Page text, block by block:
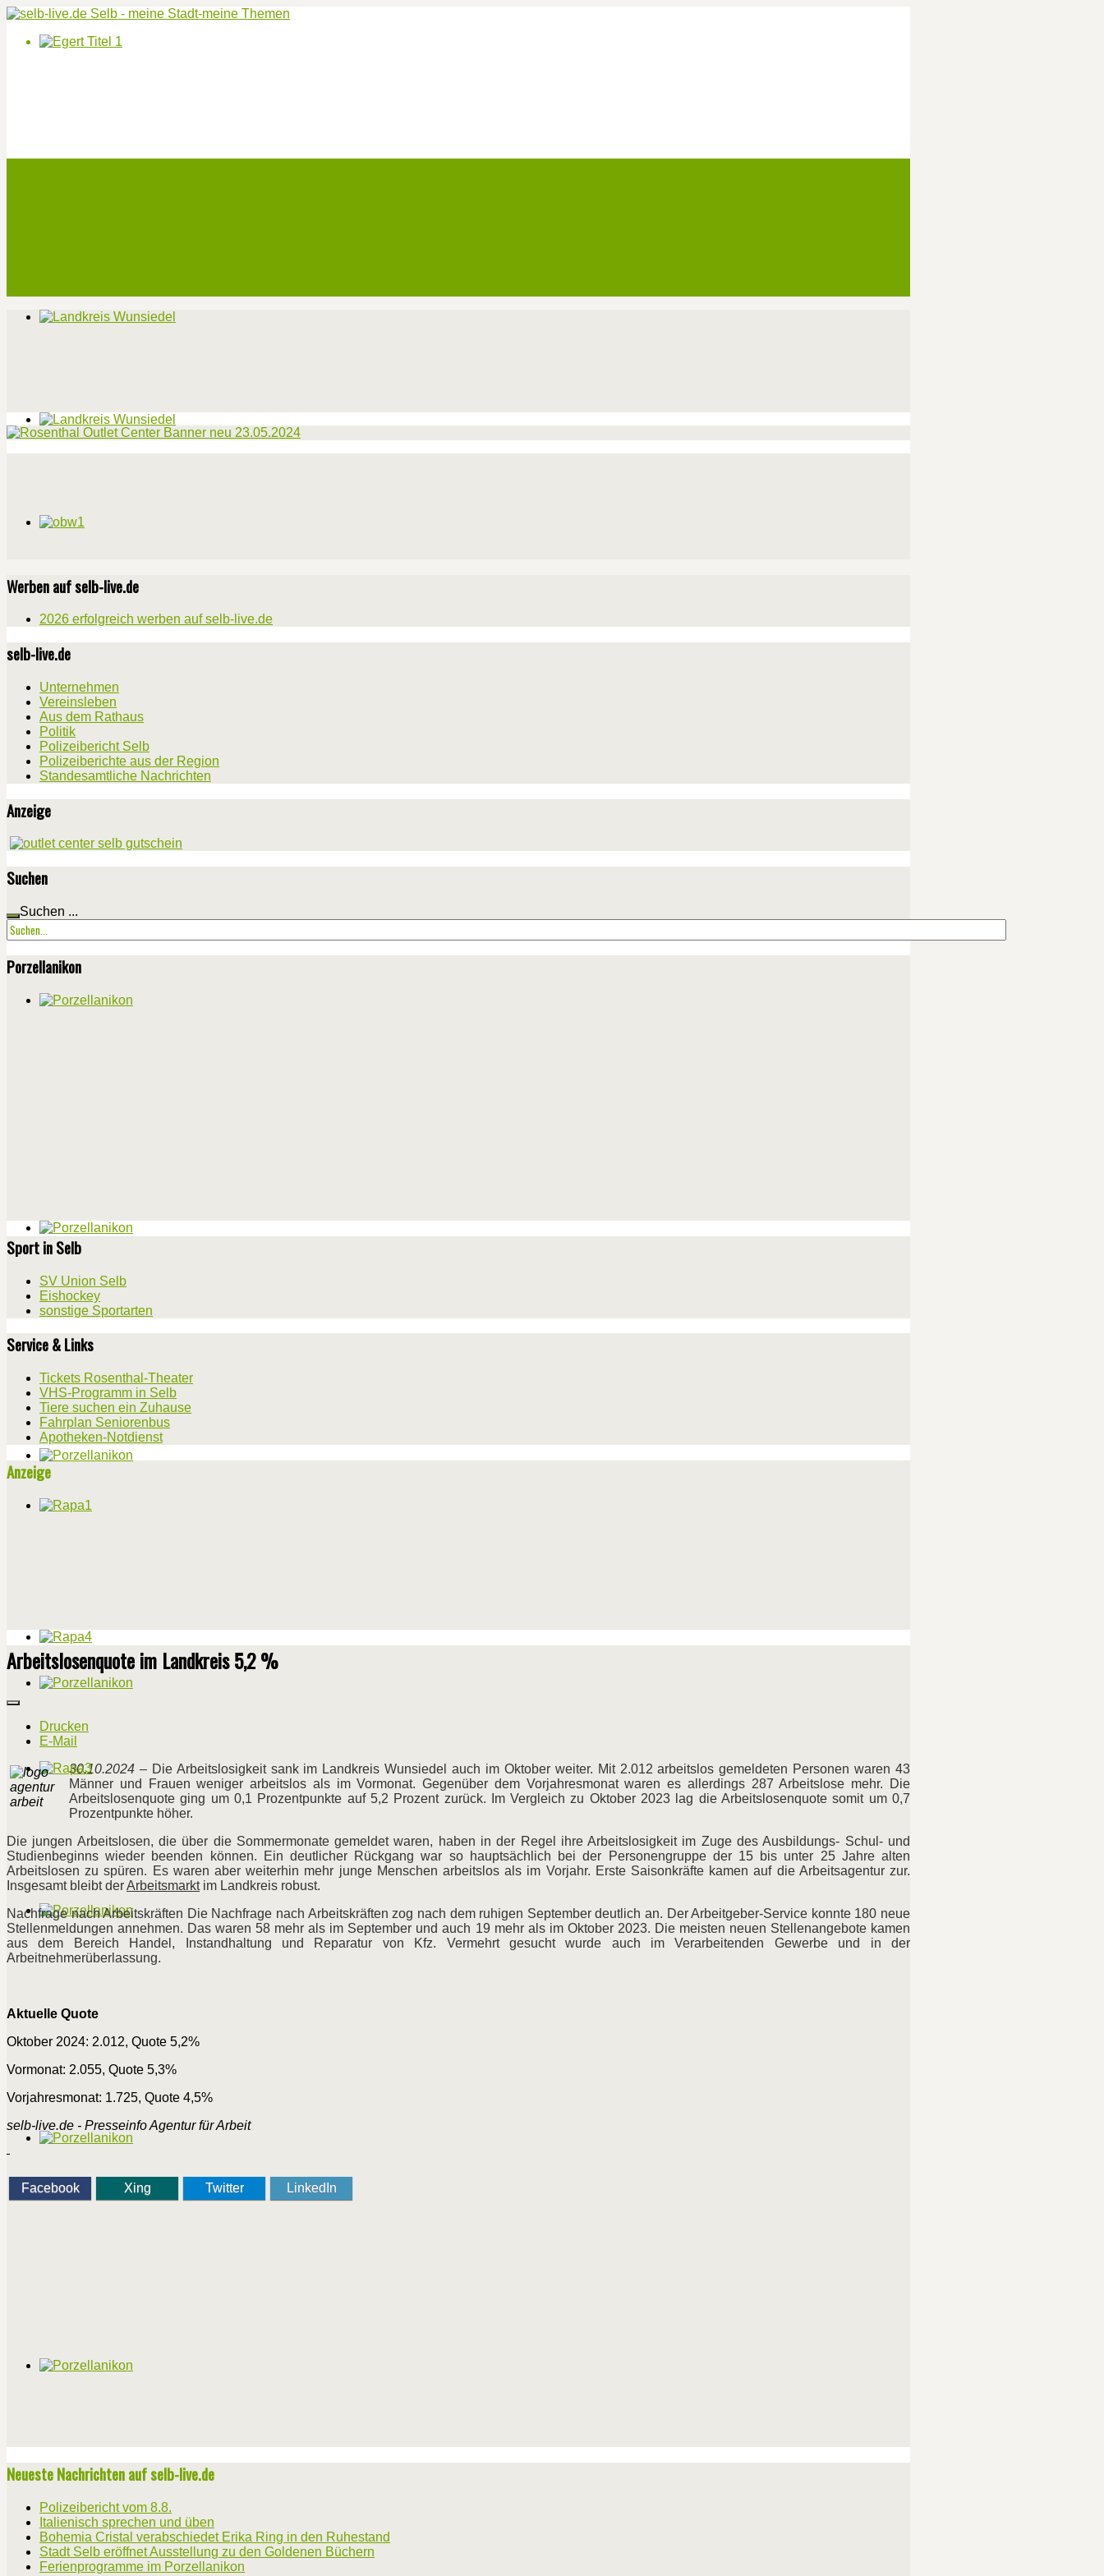
Werben auf selb-live.de
2026 erfolgreich werben auf selb-live.de
selb-live.de
Unternehmen
Vereinsleben
Aus dem Rathaus
Politik
Polizeibericht Selb
Polizeiberichte aus der Region
Standesamtliche Nachrichten
Anzeige
Suchen
Suchen ...
Porzellanikon
Sport in Selb
SV Union Selb
Eishockey
sonstige Sportarten
Service & Links
Tickets Rosenthal-Theater
VHS-Programm in Selb
Tiere suchen ein Zuhause
Fahrplan Seniorenbus
Apotheken-Notdienst
Anzeige
Arbeitslosenquote im Landkreis 5,2 %
Drucken
E-Mail
30.10.2024 – Die Arbeitslosigkeit sank im Landkreis Wunsiedel auch im Oktober weiter. Mit 2.012 arbeitslos gemeldeten Personen waren 43
Männer und Frauen weniger arbeitslos als im Vormonat. Gegenüber dem Vorjahresmonat waren es allerdings 287 Arbeitslose mehr. Die
Arbeitslosenquote ging um 0,1 Prozentpunkte auf 5,2 Prozent zurück. Im Vergleich zu Oktober 2023 lag die Arbeitslosenquote somit um 0,7
Prozentpunkte höher.
Die jungen Arbeitslosen, die über die Sommermonate gemeldet waren, haben in der Regel ihre Arbeitslosigkeit im Zuge des Ausbildungs- Schul- und
Studienbeginns wieder beenden können. Ein deutlicher Rückgang war so hauptsächlich bei der Personengruppe der 15 bis unter 25 Jahre alten
Arbeitslosen zu spüren. Es waren aber weiterhin mehr junge Menschen arbeitslos als im Vorjahr. Erste Saisonkräfte kamen auf die Arbeitsagentur zur.
Insgesamt bleibt derArbeitsmarktim Landkreis robust.
Nachfrage nach Arbeitskräften Die Nachfrage nach Arbeitskräften zog nach dem ruhigen September deutlich an. Der Arbeitgeber-Service konnte 180 neue
Stellenmeldungen annehmen. Das waren 58 mehr als im September und auch 19 mehr als im Oktober 2023. Die meisten neuen Stellenangebote kamen
aus dem Bereich Handel, Instandhaltung und Reparatur von Kfz. Vermehrt gesucht wurde auch im Verarbeitenden Gewerbe und in der
Arbeitnehmerüberlassung.
Aktuelle Quote
Oktober 2024: 2.012, Quote 5,2%
Vormonat: 2.055, Quote 5,3%
Vorjahresmonat: 1.725, Quote 4,5%
selb-live.de - Presseinfo Agentur für Arbeit
Facebook Xing Twitter LinkedIn
Neueste Nachrichten auf selb-live.de
Polizeibericht vom 8.8.
Italienisch sprechen und üben
Bohemia Cristal verabschiedet Erika Ring in den Ruhestand
Stadt Selb eröffnet Ausstellung zu den Goldenen Büchern
Ferienprogramme im Porzellanikon